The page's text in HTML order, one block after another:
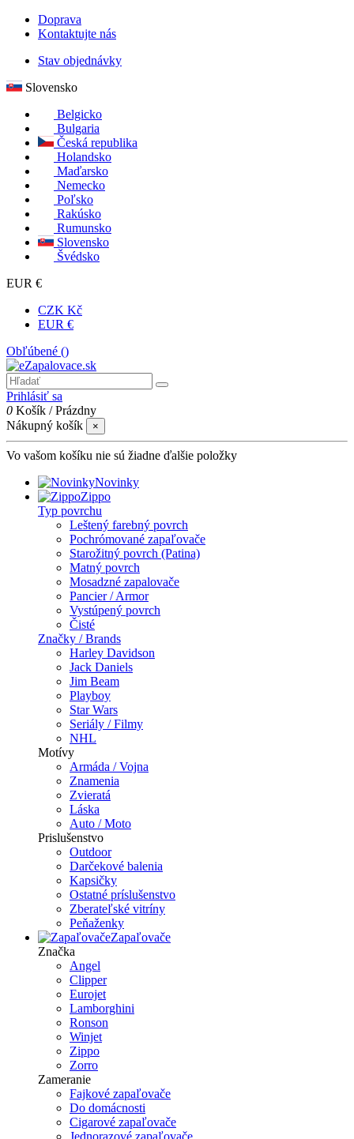
Doprava
Kontaktujte nás
Stav objednávky
Slovensko
Belgicko
Bulgaria
Česká republika
Holandsko
Maďarsko
Nemecko
Poľsko
Rakúsko
Rumunsko
Slovensko
Švédsko
EUR €
CZK Kč
EUR €
Obľúbené ()
Prihlásiť sa
0 Košík /Prázdny
Nákupný košík
×
Vo vašom košíku nie sú žiadne ďalšie položky
Novinky
Zippo
Typ povrchu
Leštený farebný povrch
Pochrómované zapaľovače
Starožitný povrch (Patina)
Matný povrch
Mosadzné zapalovače
Pancier / Armor
Vystúpený povrch
Čisté
Značky / Brands
Harley Davidson
Jack Daniels
Jim Beam
Playboy
Star Wars
Seriály / Filmy
NHL
Motívy
Armáda / Vojna
Znamenia
Zvieratá
Láska
Auto / Moto
Prislušenstvo
Outdoor
Darčekové balenia
Kapsičky
Ostatné príslušenstvo
Zberateľské vitríny
Peňaženky
Zapaľovače
Značka
Angel
Clipper
Eurojet
Lamborghini
Ronson
Winjet
Zippo
Zorro
Zameranie
Fajkové zapaľovače
Do domácnosti
Cigarové zapaľovače
Jednorazové zapaľovače